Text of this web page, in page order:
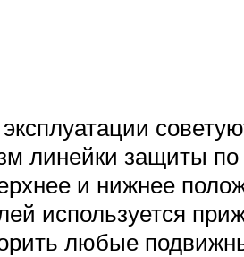
линейки защиты
и нижнее
используется
любые